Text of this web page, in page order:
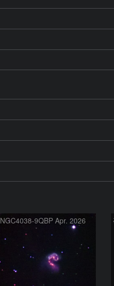
NGC4038-9QBP Apr. 2026